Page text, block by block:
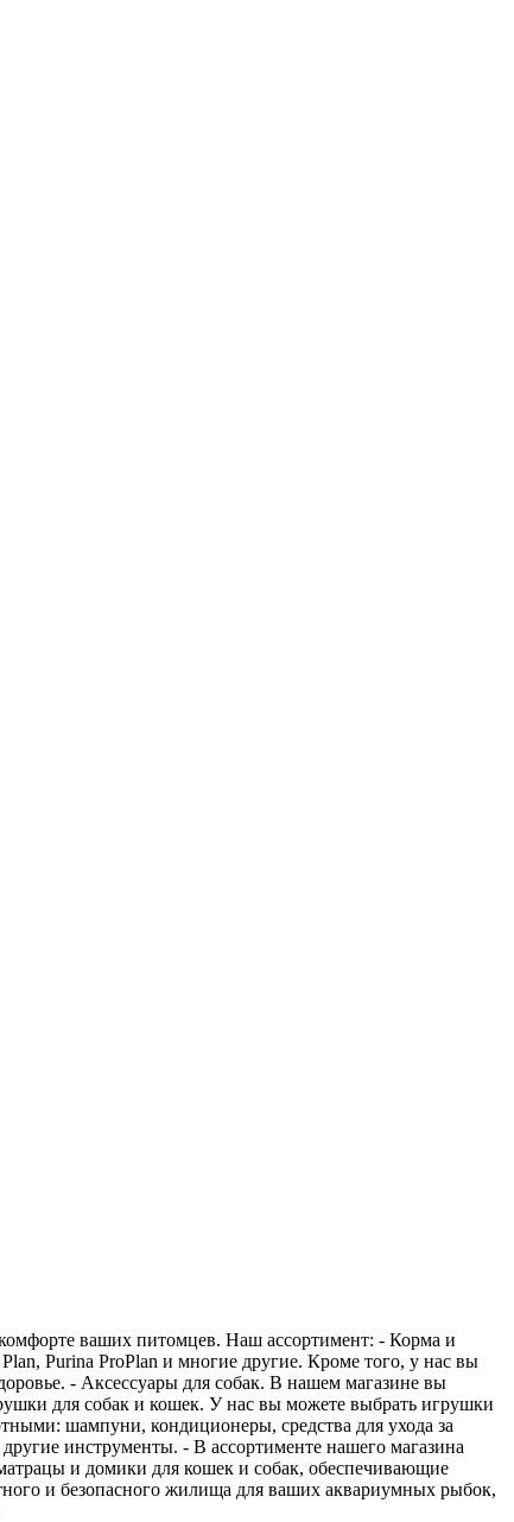
ваших питомцев. Наш ассортимент: - Корма и
Purina ProPlan и многие другие. Кроме того, у нас вы
- Аксессуары для собак. В нашем магазине вы
для собак и кошек. У нас вы можете выбрать игрушки
шампуни, кондиционеры, средства для ухода за
инструменты. - В ассортименте нашего магазина
и домики для кошек и собак, обеспечивающие
и безопасного жилища для ваших аквариумных рыбок,